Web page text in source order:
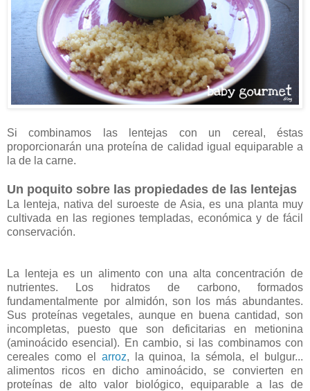
Si combinamos las lentejas con un cereal, éstas
proporcionarán una proteína de calidad igual equiparable a
la de la carne.
Un poquito sobre las propiedades de las lentejas
La lenteja, nativa del suroeste de Asia, es una planta muy
cultivada en las regiones templadas, económica y de fácil
conservación.
La lenteja es un alimento con una alta concentración de
nutrientes. Los hidratos de carbono, formados
fundamentalmente por almidón, son los más abundantes.
Sus proteínas vegetales, aunque en buena cantidad, son
incompletas, puesto que son deficitarias en metionina
(aminoácido esencial). En cambio, si las combinamos con
cereales como el arroz, la quinoa, la sémola, el bulgur...
alimentos ricos en dicho aminoácido, se convierten en
proteínas de alto valor biológico, equiparable a las de